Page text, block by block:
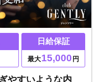
日給保証
最大15,000 円
やすいような内